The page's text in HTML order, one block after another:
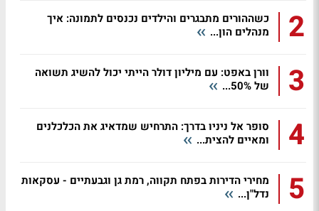
2
כשההורים מתבגרים והילדים נכנסים לתמונה: איך
מנהלים הון...
3
וורן באפט: עם מיליון דולר הייתי יכול להשיג תשואה
של 50%...
4
סופר אל ניניו בדרך: התרחיש שמדאיג את הכלכלנים
ומאיים להצית...
5
מחירי הדירות בפתח תקווה, רמת גן וגבעתיים - עסקאות
נדל"ן...